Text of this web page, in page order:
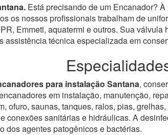
Está precisando de um Encanador?
os nossos profissionais trabalham de
Emmeti, aquatermi e outros. Sua
assistência técnica especializada em
para instalação Santana,
em instalação, manutenção,
ofuro, saunas, tanques, ralos, pias,
conexões sanitárias e hidráulicas. A
dos agentes patogênicos e bactérias.